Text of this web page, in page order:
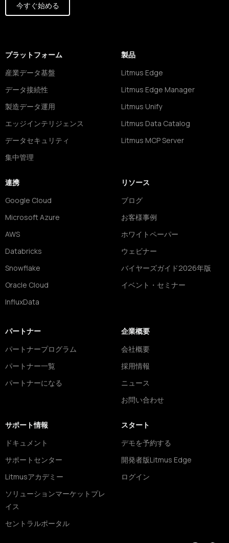
今すぐ始める
プラットフォーム
産業データ基盤
データ接続性
製造データ運用
エッジインテリジェンス
データセキュリティ
集中管理
製品
Litmus Edge
Litmus Edge Manager
Litmus Unify
Litmus Data Catalog
Litmus MCP Server
連携
Google Cloud
Microsoft Azure
AWS
Databricks
Snowflake
Oracle Cloud
InfluxData
リソース
ブログ
お客様事例
ホワイトペーパー
ウェビナー
バイヤーズガイド2026年版
イベント・セミナー
パートナー
パートナープログラム
パートナー一覧
パートナーになる
企業概要
会社概要
採用情報
ニュース
お問い合わせ
サポート情報
ドキュメント
サポートセンター
Litmusアカデミー
ソリューションマーケットプレ
イス
セントラルポータル
スタート
デモを予約する
開発者版Litmus Edge
ログイン